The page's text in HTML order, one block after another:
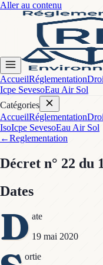
Aller au contenu
AccueilRéglementation
Icpe SevesoEau Air Sol
Catégories
AccueilRéglementation
IsoIcpe SevesoEau Air Sol
←Reglementation
Décret n° 22 du
Dates
D ate
19 mai 2020
ortie